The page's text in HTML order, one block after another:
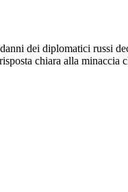
dei diplomatici russi
chiara alla minaccia